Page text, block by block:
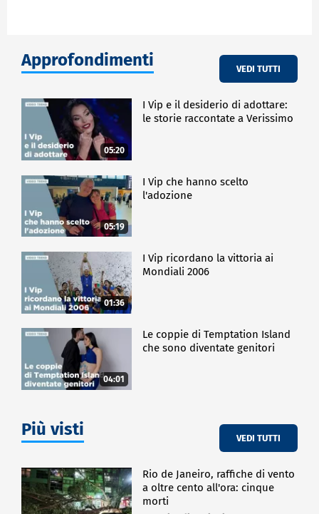
Approfondimenti VEDI TUTTI
05:20
I Vip e il desiderio di adottare:
le storie raccontate a Verissimo
05:19
I Vip che hanno scelto
l'adozione
01:36
I Vip ricordano la vittoria ai
Mondiali 2006
04:01
Le coppie di Temptation Island
che sono diventate genitori
Più visti VEDI TUTTI
Rio de Janeiro, raffiche di vento
a oltre cento all'ora: cinque
morti